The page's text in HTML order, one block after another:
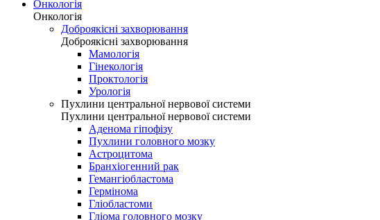
Онкологія
Онкологія
Доброякісні захворювання
Доброякісні захворювання
Мамологія
Гінекологія
Проктологія
Урологія
Пухлини центральної нервової системи
Пухлини центральної нервової системи
Аденома гіпофізу
Пухлини головного мозку
Астроцитома
Бранхіогенний рак
Гемангіобластома
Гермінома
Гліобластоми
Гліома головного мозку